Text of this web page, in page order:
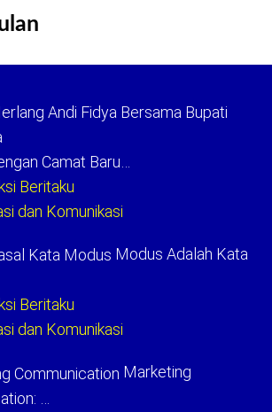
Camat Baru…
Beritaku
dan Komunikasi
Modus Adalah Kata
Beritaku
dan Komunikasi
Marketing
…